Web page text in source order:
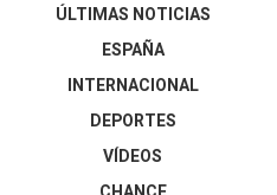
ÚLTIMAS NOTICIAS
ESPAÑA
INTERNACIONAL
DEPORTES
VÍDEOS